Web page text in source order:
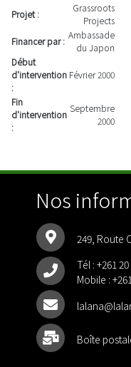
Projet :
Grassroots
Projects
Financer par :
Ambassade
du Japon
Début
d'intervention
:
Février 2000
Fin
d'intervention
:
Septembre
2000
Nos
249, Route
Tél : +261
Mobile :
Boîte